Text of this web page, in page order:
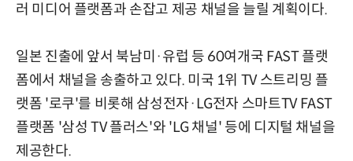
러 미디어 플랫폼과 손잡고 제공 채널을 늘릴 계획이다.
일본 진출에 앞서 북남미·유럽 등 60여개국 FAST 플랫
폼에서 채널을 송출하고 있다. 미국 1위 TV 스트리밍 플
랫폼 '로쿠'를 비롯해 삼성전자·LG전자 스마트TV FAST
플랫폼 '삼성 TV 플러스'와 'LG 채널' 등에 디지털 채널을
제공한다.